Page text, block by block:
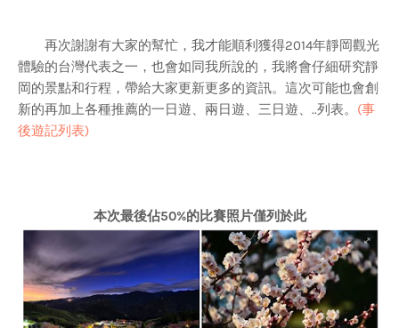
再次謝謝有大家的幫忙，我才能順利獲得2014年靜岡觀光
體驗的台灣代表之一，也會如同我所說的，我將會仔細研究靜
岡的景點和行程，帶給大家更新更多的資訊。這次可能也會創
新的再加上各種推薦的一日遊、兩日遊、三日遊、..列表。 (事
後遊記列表)
本次最後佔50%的比賽照片僅列於此